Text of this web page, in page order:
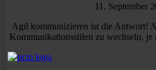
11. September
Agil kommunizieren ist die Antwort!
Kommunikationsstilen zu wechseln,